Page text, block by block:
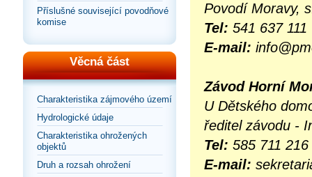
Příslušné související povodňové
komise
Věcná část
Charakteristika zájmového území
Hydrologické údaje
Charakteristika ohrožených
objektů
Druh a rozsah ohrožení
Povodí Moravy,
Tel: 541 637 111
E-mail:
Závod Horní
U Dětského
ředitel závodu -
Tel: 585 711 216
E-mail: